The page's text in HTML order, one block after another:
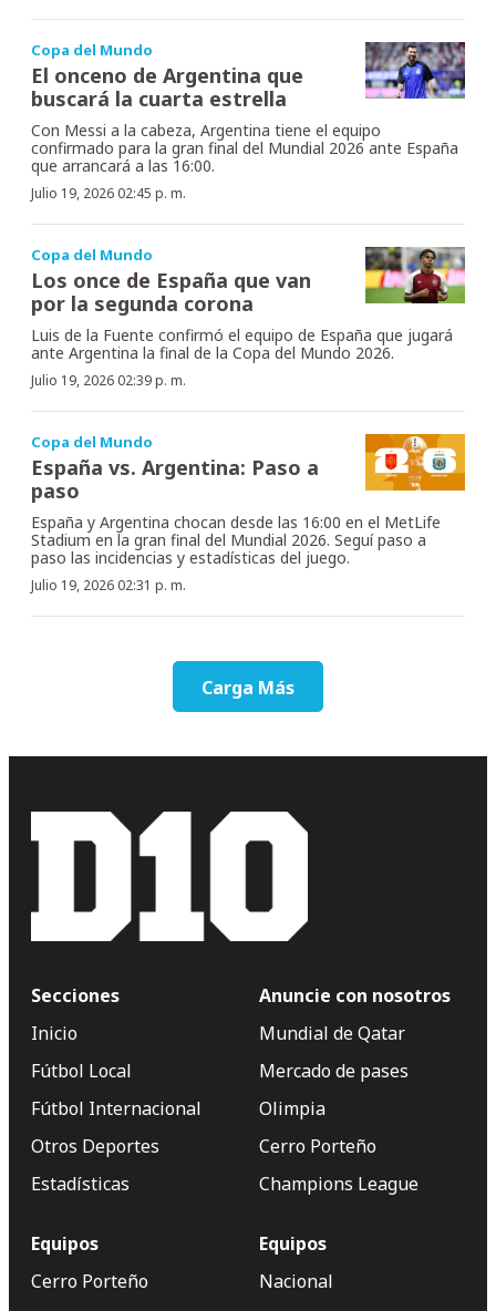
Copa del Mundo
El onceno de Argentina que
buscará la cuarta estrella
Con Messi a la cabeza, Argentina tiene el equipo
confirmado para la gran final del Mundial 2026 ante España
que arrancará a las 16:00.
Julio 19, 2026 02:45 p. m.
Copa del Mundo
Los once de España que van
por la segunda corona
Luis de la Fuente confirmó el equipo de España que jugará
ante Argentina la final de la Copa del Mundo 2026.
Julio 19, 2026 02:39 p. m.
Copa del Mundo
España vs. Argentina: Paso a
paso
España y Argentina chocan desde las 16:00 en el MetLife
Stadium en la gran final del Mundial 2026. Seguí paso a
paso las incidencias y estadísticas del juego.
Julio 19, 2026 02:31 p. m.
Carga Más
Secciones
Inicio
Fútbol Local
Fútbol Internacional
Otros Deportes
Estadísticas
Anuncie con nosotros
Mundial de Qatar
Mercado de pases
Olimpia
Cerro Porteño
Champions League
Equipos
Cerro Porteño
Equipos
Nacional